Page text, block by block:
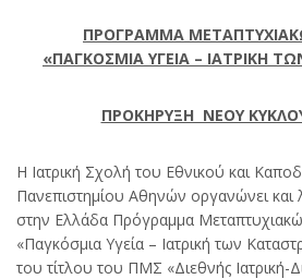
ΠΡΟΓΡΑΜΜΑ
«ΠΑΓΚΟΣΜΙΑ ΥΓΕΙΑ – ΙΑΤΡΙΚΗ
ΠΡΟΚΗΡΥΞΗ ΝΕΟΥ
Η Ιατρική Σχολή του Εθνικού και
Πανεπιστημίου Αθηνών οργανώνει και
στην Ελλάδα Πρόγραμμα
«Παγκόσμια Υγεία – Ιατρική των
του τίτλου του ΠΜΣ «Διεθνής Ιατρική-